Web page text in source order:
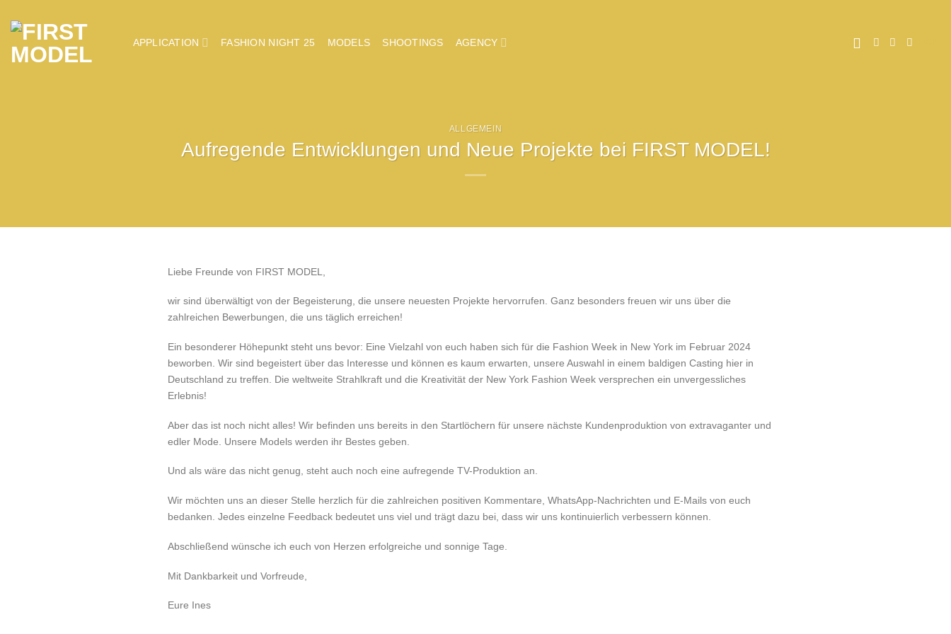
Inhalt
springen
APPLICATION FASHION NIGHT 25 MODELS SHOOTINGS AGENCY
ALLGEMEIN
Aufregende Entwicklungen und Neue Projekte bei FIRST MODEL!
Liebe Freunde von FIRST MODEL,
wir sind überwältigt von der Begeisterung, die unsere neuesten Projekte hervorrufen. Ganz besonders freuen wir uns über die
zahlreichen Bewerbungen, die uns täglich erreichen!
Ein besonderer Höhepunkt steht uns bevor: Eine Vielzahl von euch haben sich für die Fashion Week in New York im Februar 2024
beworben. Wir sind begeistert über das Interesse und können es kaum erwarten, unsere Auswahl in einem baldigen Casting hier in
Deutschland zu treffen. Die weltweite Strahlkraft und die Kreativität der New York Fashion Week versprechen ein unvergessliches
Erlebnis!
Aber das ist noch nicht alles! Wir befinden uns bereits in den Startlöchern für unsere nächste Kundenproduktion von extravaganter und
edler Mode. Unsere Models werden ihr Bestes geben.
Und als wäre das nicht genug, steht auch noch eine aufregende TV-Produktion an.
Wir möchten uns an dieser Stelle herzlich für die zahlreichen positiven Kommentare, WhatsApp-Nachrichten und E-Mails von euch
bedanken. Jedes einzelne Feedback bedeutet uns viel und trägt dazu bei, dass wir uns kontinuierlich verbessern können.
Abschließend wünsche ich euch von Herzen erfolgreiche und sonnige Tage.
Mit Dankbarkeit und Vorfreude,
Eure Ines